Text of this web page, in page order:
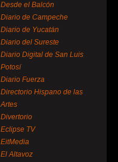
Desde el Balcón
Diario de Campeche
Diario de Yucatán
Diario del Sureste
Diario Digital de San Luis
Potosí
Diario Fuerza
Directorio Hispano de las
Artes
Divertorio
Eclipse TV
EitMedia
El Altavoz